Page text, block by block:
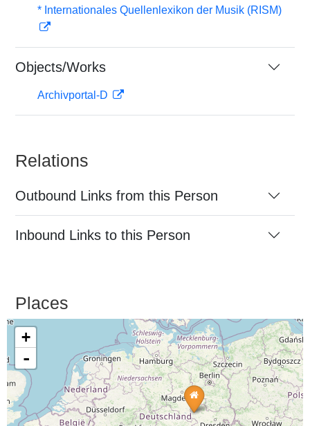
* Internationales Quellenlexikon der Musik (RISM)
Objects/Works
Archivportal-D
Relations
Outbound Links from this Person
Inbound Links to this Person
Places
+
-